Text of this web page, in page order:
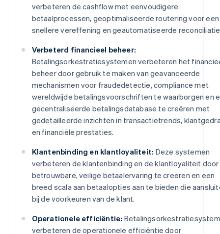
verbeteren de cashflow met eenvoudigere
betaalprocessen, geoptimaliseerde routering voor een
snellere vereffening en geautomatiseerde
Verbeterd financieel beheer:
Betalingsorkestratiesystemen verbeteren het
beheer door gebruik te maken van geavanceerde
mechanismen voor fraudedetectie, compliance met
wereldwijde betalingsvoorschriften te waarborgen en
gecentraliseerde betalingsdatabase te creëren met
gedetailleerde inzichten in transactietrends,
en financiële prestaties.
Klantenbinding en klantloyaliteit: Deze systemen
verbeteren de klantenbinding en de klantloyaliteit
betrouwbare, veilige betaalervaring te creëren en een
breed scala aan betaalopties aan te bieden die
bij de voorkeuren van de klant.
Operationele efficiëntie:
verbeteren de operationele efficiëntie door